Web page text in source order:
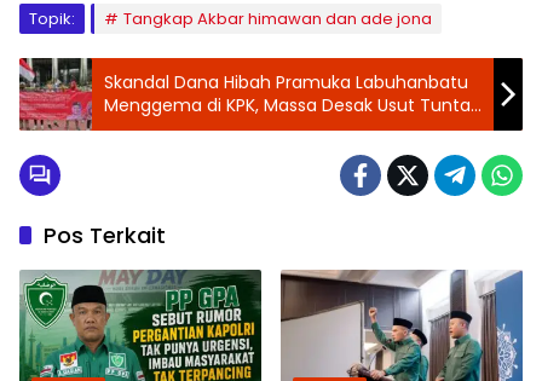
Topik:
Tangkap Akbar himawan dan ade jona
Skandal Dana Hibah Pramuka Labuhanbatu
Menggema di KPK, Massa Desak Usut Tuntas
& Tetapkan Tersangka
Pos Terkait